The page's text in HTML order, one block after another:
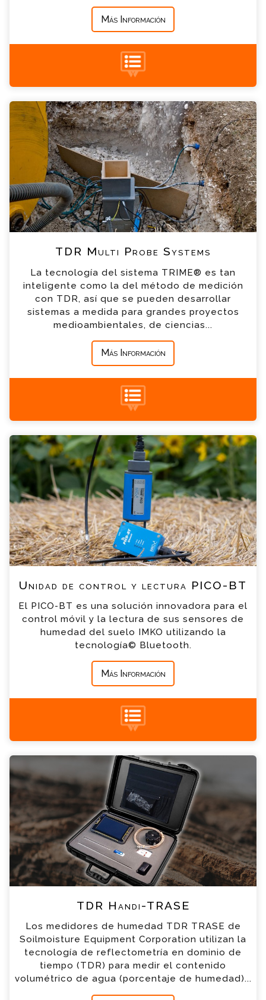
Más Información
+34 935 900 007
TDR Multi Probe Systems
La tecnología del sistema TRIME® es tan
inteligente como la del método de medición
con TDR, así que se pueden desarrollar
sistemas a medida para grandes proyectos
medioambientales, de ciencias...
Más Información
TDR Multi Probe Systems Consulta
Por favor completa el formulario, un miembro
de nuestro equipo contactara contigo en
breve
Nombre
*
Email
*
Empresa
*
Mensaje
*
+34 935 900 007
Unidad de control y lectura PICO-BT
El PICO-BT es una solución innovadora para el
control móvil y la lectura de sus sensores de
humedad del suelo IMKO utilizando la
tecnología© Bluetooth.
Más Información
Consulta
Por favor completa el formulario, un miembro
de nuestro equipo contactara contigo en
breve
Nombre
*
Email
*
Empresa
*
TDR Handi-TRASE
Los medidores de humedad TDR TRASE de
Soilmoisture Equipment Corporation utilizan la
tecnología de reflectometría en dominio de
tiempo (TDR) para medir el contenido
volumétrico de agua (porcentaje de humedad)...
TDR Handi-TRASE Consulta
Por favor completa el formulario, un miembro
de nuestro equipo contactara contigo en
breve
Email
*
Empresa
Mensaje
*